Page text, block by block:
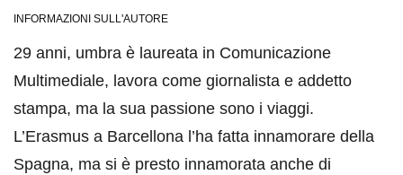
INFORMAZIONI SULL'AUTORE
29 anni, umbra è laureata in Comunicazione
Multimediale, lavora come giornalista e addetto
stampa, ma la sua passione sono i viaggi.
L’Erasmus a Barcellona l’ha fatta innamorare della
Spagna, ma si è presto innamorata anche di